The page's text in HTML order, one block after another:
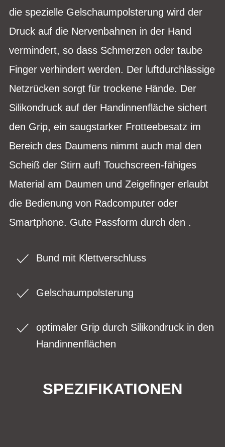
die spezielle Gelschaumpolsterung wird der
Druck auf die Nervenbahnen in der Hand
vermindert, so dass Schmerzen oder taube
Finger verhindert werden. Der luftdurchlässige
Netzrücken sorgt für trockene Hände. Der
Silikondruck auf der Handinnenfläche sichert
den Grip, ein saugstarker Frotteebesatz im
Bereich des Daumens nimmt auch mal den
Scheiß der Stirn auf! Touchscreen-fähiges
Material am Daumen und Zeigefinger erlaubt
die Bedienung von Radcomputer oder
Smartphone. Gute Passform durch den .
Bund mit Klettverschluss
Gelschaumpolsterung
optimaler Grip durch Silikondruck in den
Handinnenflächen
SPEZIFIKATIONEN